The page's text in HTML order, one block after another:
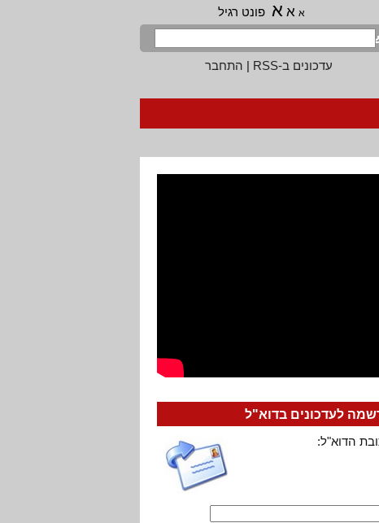
א א א פונט רגיל
עדכונים ב-RSS
| התחבר
לעדכונים בדוא"ל
הדוא"ל: